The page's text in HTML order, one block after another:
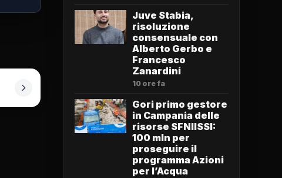
Juve Stabia,
risoluzione
consensuale con
Alberto Gerbo e
Francesco
Zanardini
10 ore fa
Gori primo gestore
in Campania delle
risorse SFNIISSI:
100 mln per
proseguire il
programma Azioni
per l’Acqua